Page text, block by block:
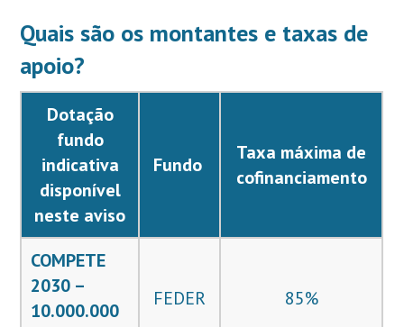
Quais são os montantes e taxas de
apoio?
Dotação
fundo
indicativa
disponível
neste aviso
Fundo
Taxa máxima de
cofinanciamento
COMPETE
2030 –
10.000.000
FEDER 85%